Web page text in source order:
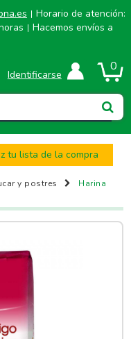
| Horario de atención:
| Hacemos envíos a
0
Identificarse
tu lista de la compra
y postres
Harina